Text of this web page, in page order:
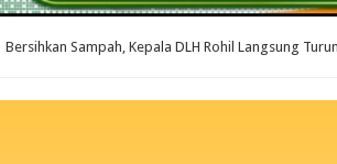
Bersihkan Sampah, Kepala DLH Rohil Langsung